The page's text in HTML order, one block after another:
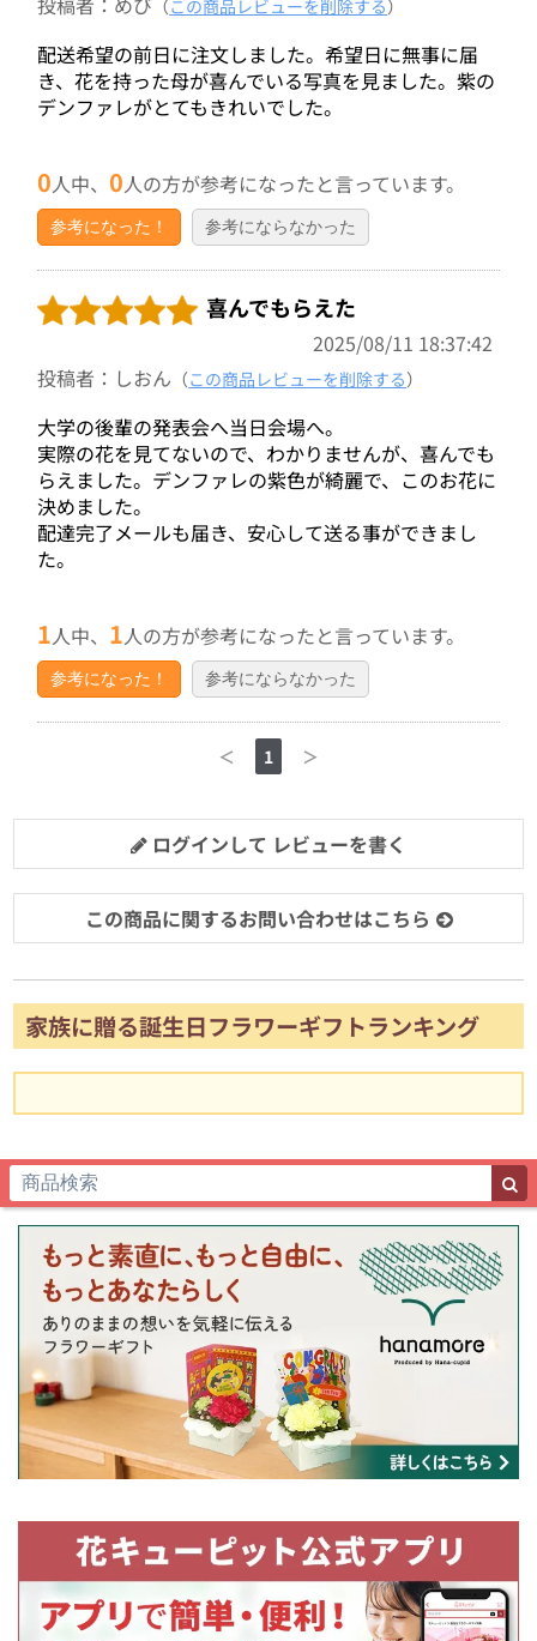
（この商品レビューを削除する）
配送希望の前日に注文しました。希望日に無事に届
き、花を持った母が喜んでいる写真を見ました。紫の
デンファレがとてもきれいでした。
0人中、0人の方が参考になったと言っています。
参考になった！ 参考にならなかった
喜んでもらえた
2025/08/11 18:37:42
投稿者：しおん （この商品レビューを削除する）
大学の後輩の発表会へ当日会場へ。
実際の花を見てないので、わかりませんが、喜んでも
らえました。デンファレの紫色が綺麗で、このお花に
決めました。
配達完了メールも届き、安心して送る事ができまし
た。
1人中、 1人の方が参考になったと言っています。
参考になった！ 参考にならなかった
＜ 1 ＞
ログインして レビューを書く
この商品に関するお問い合わせはこちら
家族に贈る誕生日フラワーギフトランキング